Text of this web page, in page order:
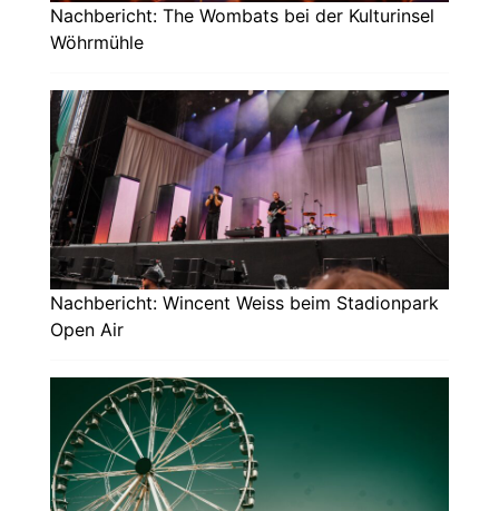
Nachbericht: The Wombats bei der Kulturinsel
Wöhrmühle
Nachbericht: Wincent Weiss beim Stadionpark
Open Air